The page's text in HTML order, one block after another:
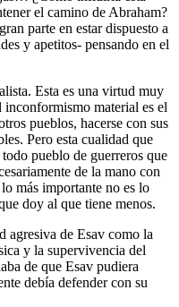
el camino de Abraham?
parte en estar dispuesto a
y apetitos- pensando en el
material es el
pueblos, hacerse con sus
Pero esta cualidad que
pueblo de guerreros que
de la mano con
más importante no es lo
doy al que tiene menos.
agresiva de Esav como la
y la supervivencia del
de que Esav pudiera
debía defender con su